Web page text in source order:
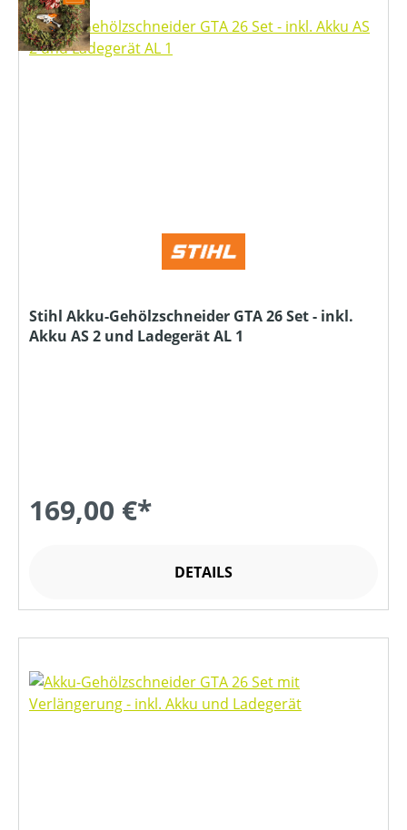
Stihl Akku-Gehölzschneider GTA 26 Set - inkl.
Akku AS 2 und Ladegerät AL 1
169,00 €*
DETAILS